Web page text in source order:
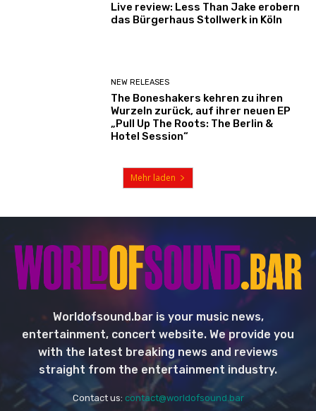
Live review: Less Than Jake erobern
das Bürgerhaus Stollwerk in Köln
NEW RELEASES
The Boneshakers kehren zu ihren
Wurzeln zurück, auf ihrer neuen EP
„Pull Up The Roots: The Berlin &
Hotel Session“
Mehr laden
Worldofsound.bar is your music news,
entertainment, concert website. We provide you
with the latest breaking news and reviews
straight from the entertainment industry.
Contact us: contact@worldofsound.bar